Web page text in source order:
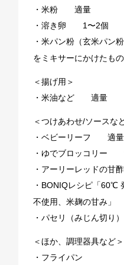
・米粉 適量
・溶き卵 1〜2個
・米パン粉（玄米パン
をミキサーにかけた
＜揚げ用＞
・米油など 適量
＜つけあわせ/ソースな
・ベビーリーフ 適量
・ゆでブロッコリー
・ アーリーレッドの甘
・BONIQレシピ「60℃
不使用、米麹の甘み」
・パセリ（みじん切
＜ほか、調理器具など＞
・フライパン